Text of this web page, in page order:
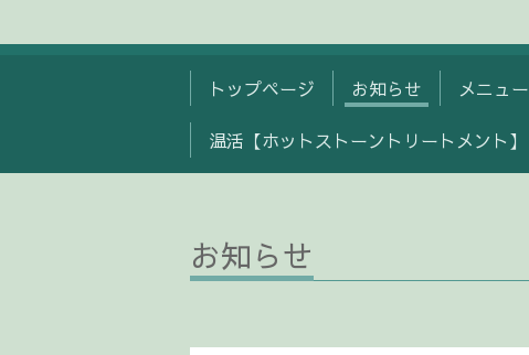
トップページ お知らせ メニュー
温活【ホットストーントリートメント】
お知らせ